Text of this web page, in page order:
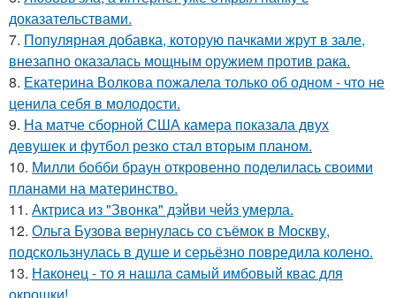
доказательствами.
7. Популярная добавка, которую пачками жрут в зале,
внезапно оказалась мощным оружием против рака.
8. Екатерина Волкова пожалела только об одном - что не
ценила себя в молодости.
9. На матче сборной США камера показала двух
девушек и футбол резко стал вторым планом.
10. Милли бобби браун откровенно поделилась своими
планами на материнство.
11. Актриса из "Звонка" дэйви чейз умерла.
12. Ольга Бузова вернулась со съёмок в Москву,
подскользнулась в душе и серьёзно повредила колено.
13. Наконец - то я нашла cамый имбовый кваc для